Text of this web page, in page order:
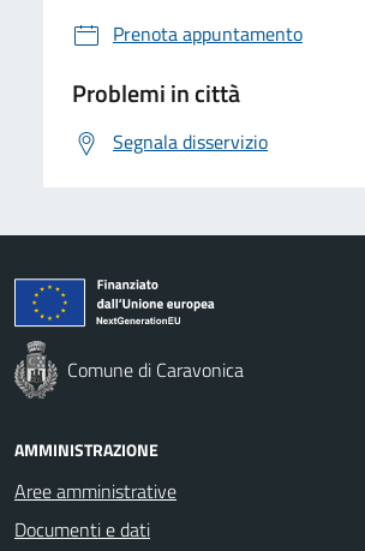
Prenota appuntamento
Problemi in città
Segnala disservizio
Comune di Caravonica
AMMINISTRAZIONE
Aree amministrative
Documenti e dati